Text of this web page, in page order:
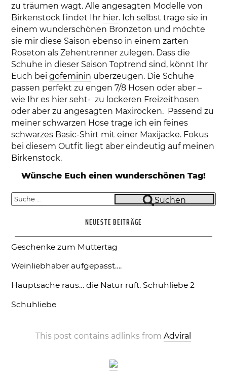
zu träumen wagt. Alle angesagten Modelle von
Birkenstock findet Ihr hier. Ich selbst trage sie in
einem wunderschönen Bronzeton und möchte
sie mir diese Saison ebenso in einem zarten
Roseton als Zehentrenner zulegen. Dass die
Schuhe in dieser Saison Toptrend sind, könnt Ihr
Euch beigofeminin überzeugen. Die Schuhe
passen perfekt zu engen 7/8 Hosen oder aber –
wie Ihr es hier seht- zu lockeren Freizeithosen
oder aber zu angesagten Maxiröcken. Passend zu
meiner schwarzen Hose trage ich ein feines
schwarzes Basic-Shirt mit einer Maxijacke. Fokus
bei diesem Outfit liegt aber eindeutig auf meinen
Birkenstock.
Wünsche Euch einen wunderschönen Tag!
Suche
Suchen
NEUESTE BEITRÄGE
Geschenke zum Muttertag
Weinliebhaber aufgepasst….
Hauptsache raus… die Natur ruft. Schuhliebe 2
Schuhliebe
This post contains adlinks fromAdviral